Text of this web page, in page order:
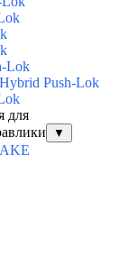
Lok
Push-Lok
для
▼